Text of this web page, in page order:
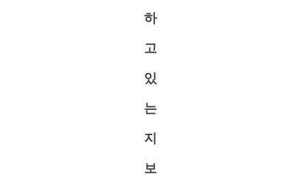
하
고
있
는
지
보